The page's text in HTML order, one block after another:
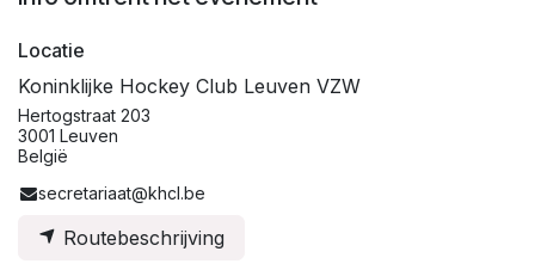
Locatie
Koninklijke Hockey Club Leuven VZW
Hertogstraat 203
3001 Leuven
België
secretariaat@khcl.be
Routebeschrijving